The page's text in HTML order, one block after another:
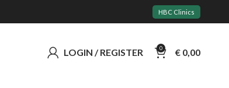
HBC Clinics
LOGIN / REGISTER 0 € 0,00